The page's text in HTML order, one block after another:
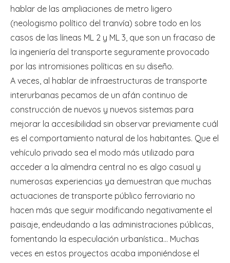
hablar de las ampliaciones de metro ligero
(neologismo político del tranvía) sobre todo en los
casos de las líneas ML 2 y ML 3, que son un fracaso de
la ingeniería del transporte seguramente provocado
por las intromisiones políticas en su diseño.
A veces, al hablar de infraestructuras de transporte
interurbanas pecamos de un afán continuo de
construcción de nuevos y nuevos sistemas para
mejorar la accesibilidad sin observar previamente cuál
es el comportamiento natural de los habitantes. Que el
vehículo privado sea el modo más utilizado para
acceder a la almendra central no es algo casual y
numerosas experiencias ya demuestran que muchas
actuaciones de transporte público ferroviario no
hacen más que seguir modificando negativamente el
paisaje, endeudando a las administraciones públicas,
fomentando la especulación urbanística… Muchas
veces en estos proyectos acaba imponiéndose el